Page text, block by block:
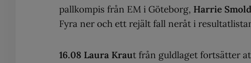
pallkompis från EM i Göteborg, Harrie
Fyra ner och ett rejält fall neråt i
16.08 Laura Kraut från guldlaget fortsätter